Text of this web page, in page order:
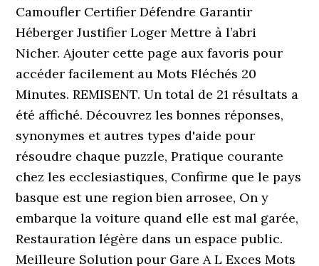
Camoufler Certifier Défendre Garantir
Héberger Justifier Loger Mettre à l’abri
Nicher. Ajouter cette page aux favoris pour
accéder facilement au Mots Fléchés 20
Minutes. REMISENT. Un total de 21 résultats a
été affiché. Découvrez les bonnes réponses,
synonymes et autres types d'aide pour
résoudre chaque puzzle, Pratique courante
chez les ecclesiastiques, Confirme que le pays
basque est une region bien arrosee, On y
embarque la voiture quand elle est mal garée,
Restauration légère dans un espace public.
Meilleure Solution pour Gare A L Exces Mots